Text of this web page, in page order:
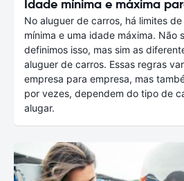
Idade mínima e máxima
No aluguer de carros, há limites
mínima e uma idade máxima. Não
definimos isso, mas sim as
aluguer de carros. Essas regras
empresa para empresa, mas
por vezes, dependem do tipo de
alugar.